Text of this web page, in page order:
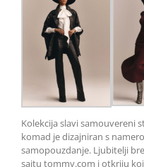
Kolekcija slavi samouvereni
komad je dizajniran s
samopouzdanje. Ljubitelji
sajtu tommy.com i otkriju